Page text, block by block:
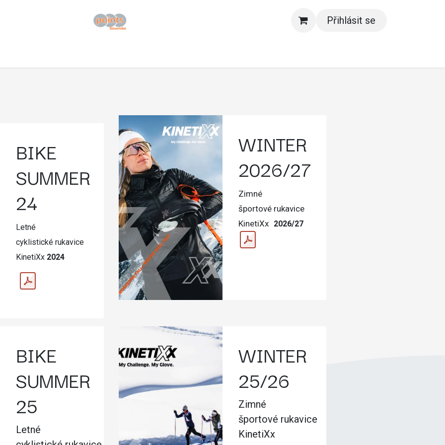
Přihlásit se
BIKE
SUMMER
24
Letné
cyklistické rukavice
KinetiXx 2024
WINTER
2026/27
Zimné
športové rukavice
KinetiXx 2026/27
BIKE
SUMMER
25
Letné
WINTER
25/26
Zimné
športové rukavice
KinetiXx